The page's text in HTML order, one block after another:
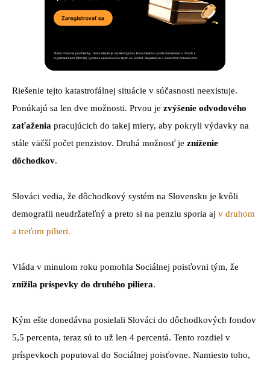
Riešenie tejto katastrofálnej situácie v súčasnosti neexistuje.
Ponúkajú sa len dve možnosti. Prvou je zvýšenie odvodového
zaťaženia pracujúcich do takej miery, aby pokryli výdavky na
stále väčší počet penzistov. Druhá možnosť je zníženie
dôchodkov.
Slováci vedia, že dôchodkový systém na Slovensku je kvôli
demografii neudržateľný a preto si na penziu sporia aj v druhom
a treťom pilieri.
Vláda v minulom roku pomohla Sociálnej poisťovni tým, že
znížila príspevky do druhého piliera.
Kým ešte donedávna posielali Slováci do dôchodkových fondov
5,5 percenta, teraz sú to už len 4 percentá. Tento rozdiel v
príspevkoch poputoval do Sociálnej poisťovne. Namiesto toho,